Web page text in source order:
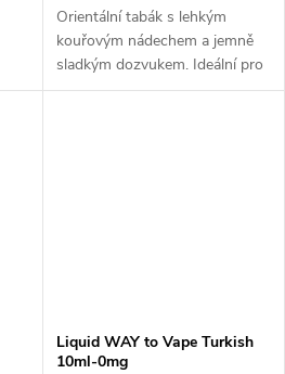
Orientální tabák s lehkým
kouřovým nádechem a jemně
sladkým dozvukem. Ideální pro
náročné milovníky tabákových
Liquid WAY to Vape Turkish
10ml-0mg